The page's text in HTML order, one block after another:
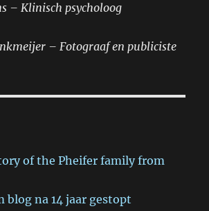
– Klinisch psycholoog
– Fotograaf en publiciste
of the Pheifer family from
blog na 14 jaar gestopt